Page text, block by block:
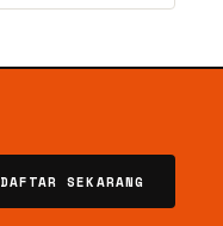
DAFTAR SEKARANG